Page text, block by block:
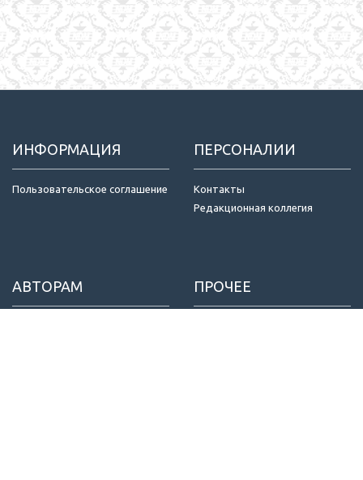
ИНФОРМАЦИЯ
Пользовательское соглашение
ПЕРСОНАЛИИ
Контакты
Редакционная коллегия
АВТОРАМ ПРОЧЕЕ